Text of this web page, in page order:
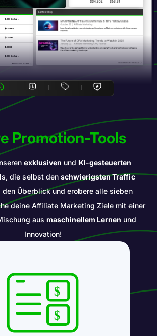
20.00% Revshare ...
$60.00 PPS
$15.00 DOI
$5.00 SOI
30.00% Revshare ...
BROWSE ALL OFFERS
Promotion-Tools
exklusiven und KI-gesteuerten
die selbst den schwierigsten Traffic
den Überblick und erobere alle sieben
deine Affiliate Marketing Ziele mit einer
aus maschinellem Lernen und
Innovation!